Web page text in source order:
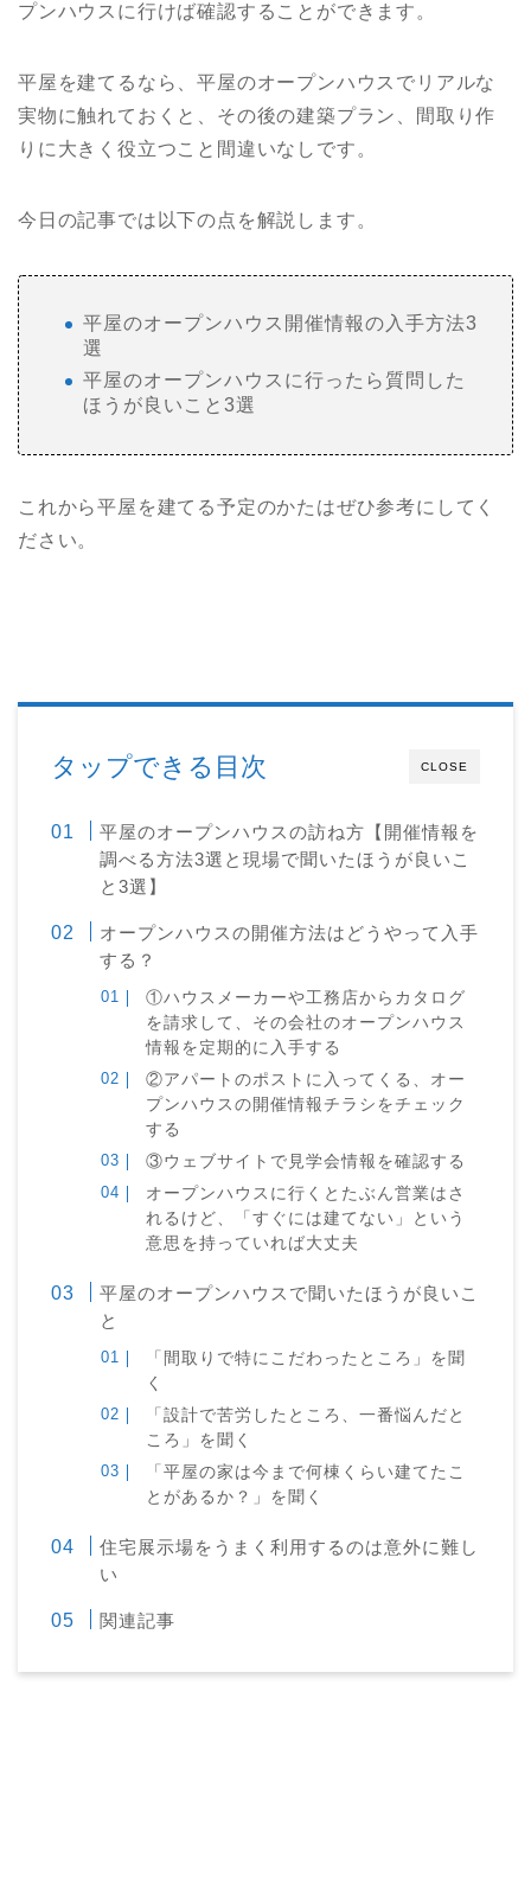
プンハウスに行けば確認することができます。
平屋を建てるなら、平屋のオープンハウスでリアルな
実物に触れておくと、その後の建築プラン、間取り作
りに大きく役立つこと間違いなしです。
今日の記事では以下の点を解説します。
平屋のオープンハウス開催情報の入手方法3
選
平屋のオープンハウスに行ったら質問した
ほうが良いこと3選
これから平屋を建てる予定のかたはぜひ参考にしてく
ださい。
CLOSE
タップできる目次
平屋のオープンハウスの訪ね方【開催情報を
調べる方法3選と現場で聞いたほうが良いこ
と3選】
オープンハウスの開催方法はどうやって入手
する？
①ハウスメーカーや工務店からカタログ
を請求して、その会社のオープンハウス
情報を定期的に入手する
②アパートのポストに入ってくる、オー
プンハウスの開催情報チラシをチェック
する
③ウェブサイトで見学会情報を確認する
オープンハウスに行くとたぶん営業はさ
れるけど、「すぐには建てない」という
意思を持っていれば大丈夫
平屋のオープンハウスで聞いたほうが良いこ
と
「間取りで特にこだわったところ」を聞
く
「設計で苦労したところ、一番悩んだと
ころ」を聞く
「平屋の家は今まで何棟くらい建てたこ
とがあるか？」を聞く
住宅展示場をうまく利用するのは意外に難し
い
関連記事